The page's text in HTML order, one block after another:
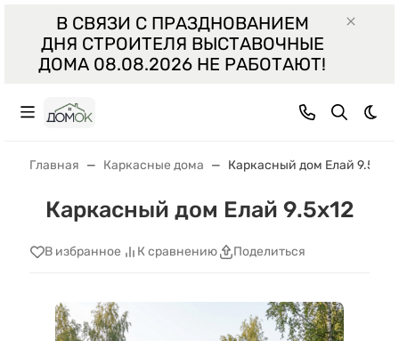
В СВЯЗИ С ПРАЗДНОВАНИЕМ
ДНЯ СТРОИТЕЛЯ ВЫСТАВОЧНЫЕ
ДОМА 08.08.2026 НЕ РАБОТАЮТ!
Главная Каркасные дома Каркасный дом Елай 9.5х12
Каркасный дом Елай 9.5х12
В избранное К сравнению Поделиться